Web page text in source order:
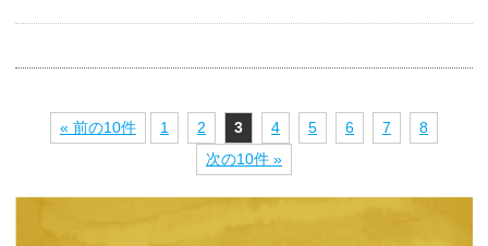
« 前の10件 1 2 3 4 5 6 7
8
次の10件 »